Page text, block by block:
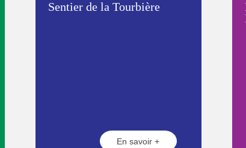
Sentier de la Tourbière
En savoir +